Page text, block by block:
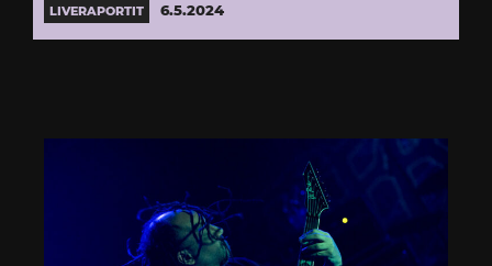
LIVERAPORTIT 6.5.2024